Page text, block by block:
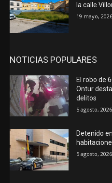
la calle
19 mayo, 2026
NOTICIAS POPULARES
El robo de
Ontur
delitos
5 agosto, 2026
Detenido
5 agosto, 2026